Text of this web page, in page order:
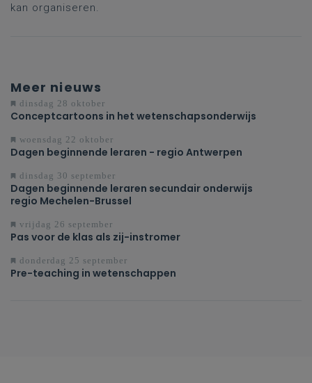
kan organiseren.
Meer nieuws
dinsdag 28 oktober
Conceptcartoons in het wetenschapsonderwijs
woensdag 22 oktober
Dagen beginnende leraren - regio Antwerpen
dinsdag 30 september
Dagen beginnende leraren secundair onderwijs
regio Mechelen-Brussel
vrijdag 26 september
Pas voor de klas als zij-instromer
donderdag 25 september
Pre-teaching in wetenschappen